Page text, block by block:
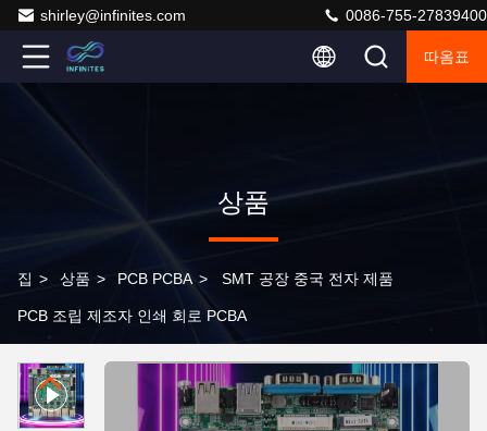
shirley@infinites.com 0086-755-27839400
따옴표
상품
집 > 상품 > PCB PCBA > SMT 공장 중국 전자 제품
PCB 조립 제조자 인쇄 회로 PCBA